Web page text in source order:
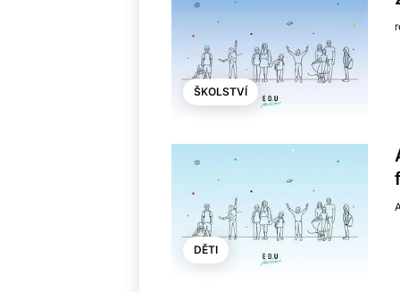
ŠKOLSTVÍ
DĚTI